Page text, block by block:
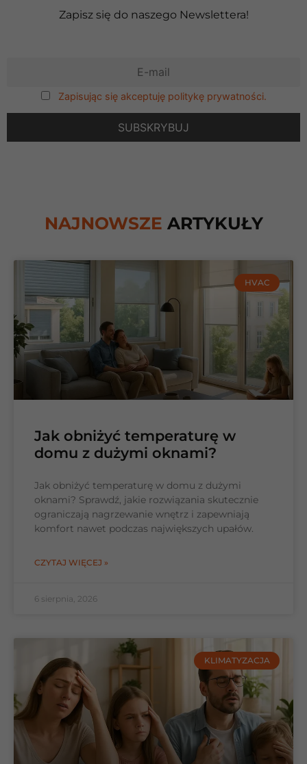
Zapisz się do naszego Newslettera!
Zapisując się akceptuję politykę prywatności.
NAJNOWSZE ARTYKUŁY
HVAC
Jak obniżyć temperaturę w
domu z dużymi oknami?
Jak obniżyć temperaturę w domu z dużymi
oknami? Sprawdź, jakie rozwiązania skutecznie
ograniczają nagrzewanie wnętrz i zapewniają
komfort nawet podczas największych upałów.
CZYTAJ WIĘCEJ »
6 sierpnia, 2026
KLIMATYZACJA